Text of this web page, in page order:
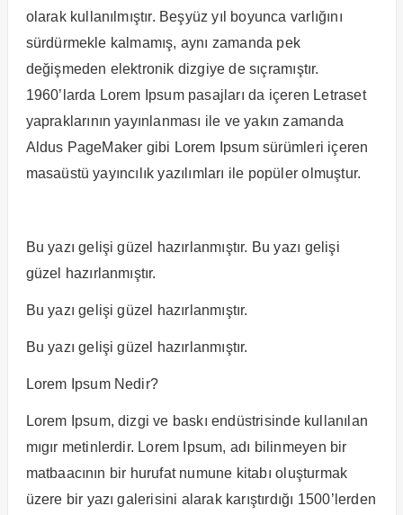
olarak kullanılmıştır. Beşyüz yıl boyunca varlığını
sürdürmekle kalmamış, aynı zamanda pek
değişmeden elektronik dizgiye de sıçramıştır.
1960’larda Lorem Ipsum pasajları da içeren Letraset
yapraklarının yayınlanması ile ve yakın zamanda
Aldus PageMaker gibi Lorem Ipsum sürümleri içeren
masaüstü yayıncılık yazılımları ile popüler olmuştur.
Bu yazı gelişi güzel hazırlanmıştır. Bu yazı gelişi
güzel hazırlanmıştır.
Bu yazı gelişi güzel hazırlanmıştır.
Bu yazı gelişi güzel hazırlanmıştır.
Lorem Ipsum Nedir?
Lorem Ipsum, dizgi ve baskı endüstrisinde kullanılan
mıgır metinlerdir. Lorem Ipsum, adı bilinmeyen bir
matbaacının bir hurufat numune kitabı oluşturmak
üzere bir yazı galerisini alarak karıştırdığı 1500’lerden